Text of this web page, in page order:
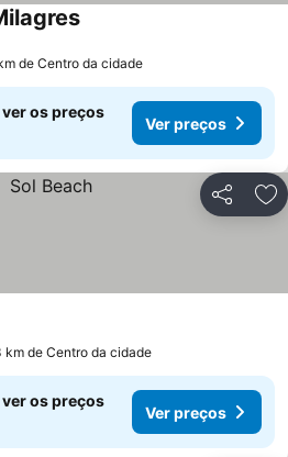
Ver preços
de Centro da cidade
os preços
Ver preços
Partilhar
km de Centro da cidade
os preços
Ver preços